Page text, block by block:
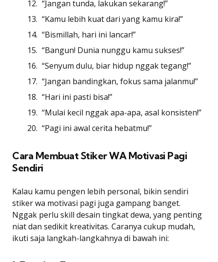
“Jangan tunda, lakukan sekarang!”
“Kamu lebih kuat dari yang kamu kira!”
“Bismillah, hari ini lancar!”
“Bangun! Dunia nunggu kamu sukses!”
“Senyum dulu, biar hidup nggak tegang!”
“Jangan bandingkan, fokus sama jalanmu!”
“Hari ini pasti bisa!”
“Mulai kecil nggak apa-apa, asal konsisten!”
“Pagi ini awal cerita hebatmu!”
Cara Membuat Stiker WA Motivasi Pagi
Sendiri
Kalau kamu pengen lebih personal, bikin sendiri
stiker wa motivasi pagi juga gampang banget.
Nggak perlu skill desain tingkat dewa, yang penting
niat dan sedikit kreativitas. Caranya cukup mudah,
ikuti saja langkah-langkahnya di bawah ini: